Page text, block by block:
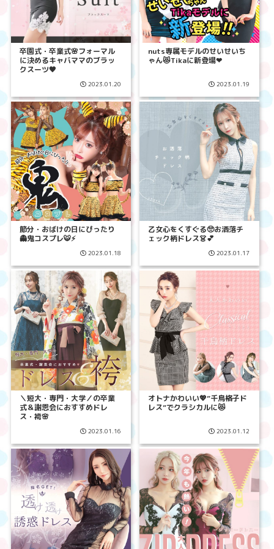
卒園式・卒業式🌸フォーマル
に決めるキャバママのブラッ
クスーツ🖤
2023.01.20
nuts専属モデルのせいせいち
ゃん😻Tikaに新登場❤︎
2023.01.19
節分・おばけの日にぴったり
👻鬼コスプレ🐯⚡️
2023.01.18
乙女心をくすぐる🥺お洒落チ
ェック柄ドレス👗💕
2023.01.17
＼短大・専門・大学／の卒業
式＆謝恩会におすすめドレ
ス・袴🌸
2023.01.16
オトナかわいい💖”千鳥格子ド
レス”でクラシカルに😻
2023.01.12